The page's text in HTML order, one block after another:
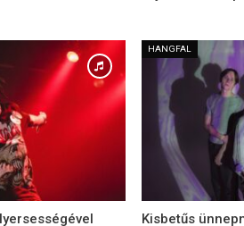
HANGFAL
Kisbetűs